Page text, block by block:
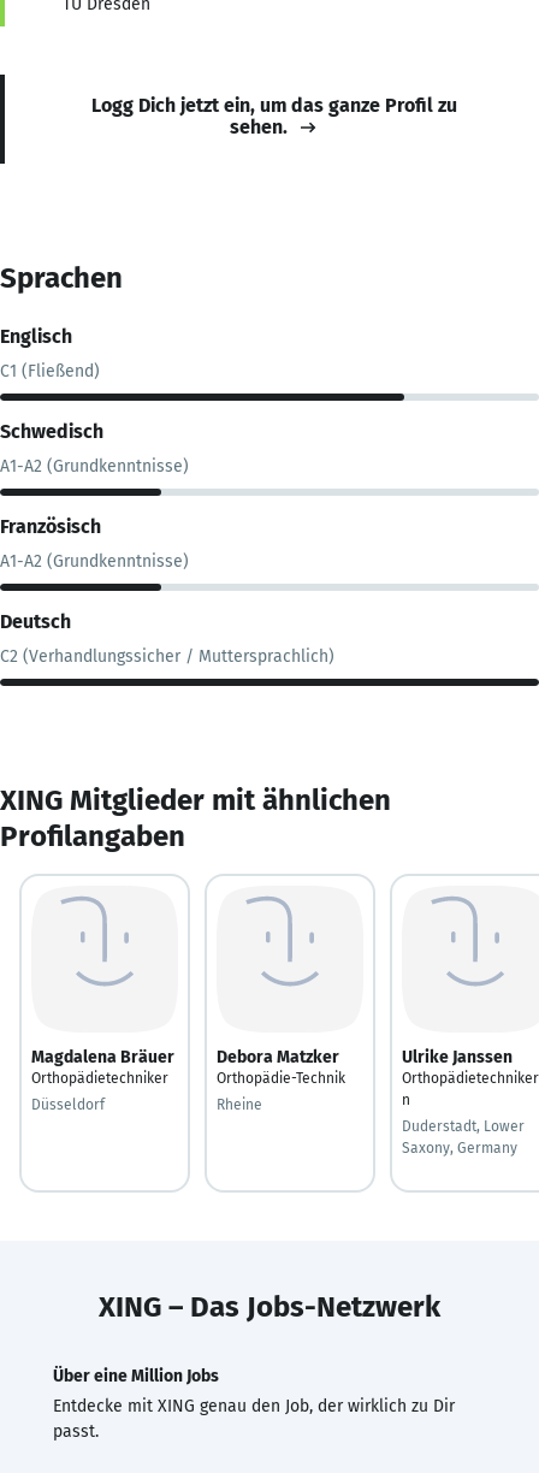
Logg Dich jetzt ein, um das ganze Profil zu
sehen.
Sprachen
Englisch
C1 (Fließend)
Schwedisch
A1-A2 (Grundkenntnisse)
Französisch
A1-A2 (Grundkenntnisse)
Deutsch
C2 (Verhandlungssicher / Muttersprachlich)
XING Mitglieder mit ähnlichen
Profilangaben
Magdalena Bräuer
Orthopädietechniker
Düsseldorf
Debora Matzker
Orthopädie-Technik
Rheine
Ulrike Janssen
n
Duderstadt, Lower
Saxony, Germany
XING – Das Jobs-Netzwerk
Über eine Million Jobs
Entdecke mit XING genau den Job, der wirklich zu Dir
passt.